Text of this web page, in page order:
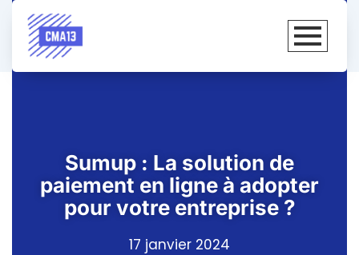
Sumup : La solution de
paiement en ligne à adopter
pour votre entreprise ?
17 janvier 2024